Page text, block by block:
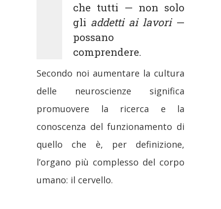
che tutti — non solo
gli addetti ai lavori—
possano
comprendere.
Secondo noi aumentare la cultura
delle neuroscienze significa
promuovere la ricerca e la
conoscenza del funzionamento di
quello che è, per definizione,
l’organo più complesso del corpo
umano: il cervello.